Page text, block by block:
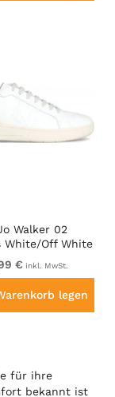
Walker 02
White/Off White
€ inkl. MwSt.
legen
für ihre
bekannt ist